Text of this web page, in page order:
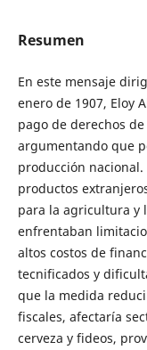
Resumen
En este mensaje
enero de 1907, Eloy
pago de derechos
argumentando que
producción
productos
para la agricultura y
enfrentaban
altos costos de
tecnificados y
que la medida
fiscales, afectaría
cerveza y fideos,